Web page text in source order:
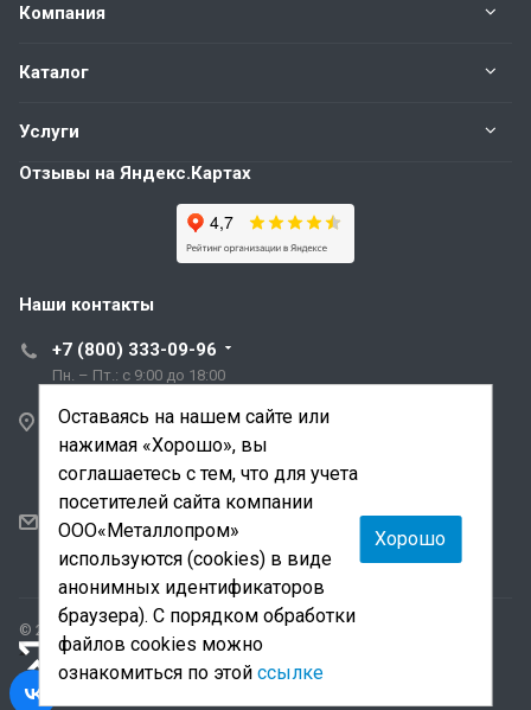
Компания
Каталог
Услуги
Отзывы на Яндекс.Картах
Наши контакты
+7 (800) 333-09-96
Пн. – Пт.: с 9:00 до 18:00
Санкт-Петербург,
ул. Трефолева, д.2
лит. АБ
sale@mmetalloprom.ru
snab@mmetalloprom.ru
© 2026 Все права защищены.
«Лидер поиска»— продвижение сайта и поддержка
Оставаясь на нашем сайте или
нажимая «Хорошо», вы
соглашаетесь с тем, что для учета
посетителей сайта компании
ООО«Металлопром»
используются (cookies) в виде
анонимных идентификаторов
браузера). С порядком обработки
файлов cookies можно
ознакомиться по этой ссылке
Хорошо